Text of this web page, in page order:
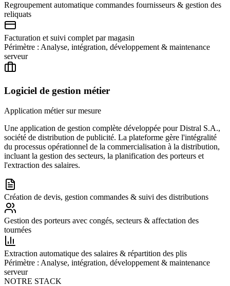
Regroupement automatique commandes fournisseurs & gestion des
reliquats
Facturation et suivi complet par magasin
Périmètre : Analyse, intégration, développement & maintenance
serveur
Logiciel de gestion métier
Application métier sur mesure
Une application de gestion complète développée pour Distral S.A.,
société de distribution de publicité. La plateforme gère l'intégralité
du processus opérationnel de la commercialisation à la distribution,
incluant la gestion des secteurs, la planification des porteurs et
l'extraction des salaires.
Création de devis, gestion commandes & suivi des distributions
Gestion des porteurs avec congés, secteurs & affectation des
tournées
Extraction automatique des salaires & répartition des plis
Périmètre : Analyse, intégration, développement & maintenance
serveur
NOTRE STACK